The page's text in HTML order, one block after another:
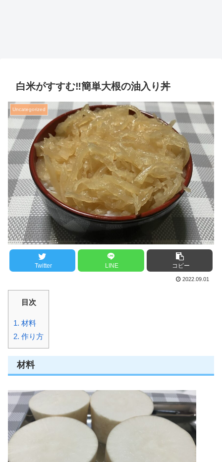
白米がすすむ‼️簡単大根の油入り丼
Uncategorized
Twitter LINE コピー
2022.09.01
目次
1. 材料
2. 作り方
材料